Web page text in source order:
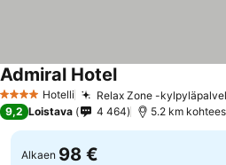
4 Tähtiluokitus
Hotelli Relax Zone -
Admiral HotelKatso hinnat
9,2 Loistava 4 464 5.2 km
Alkaen 98 €